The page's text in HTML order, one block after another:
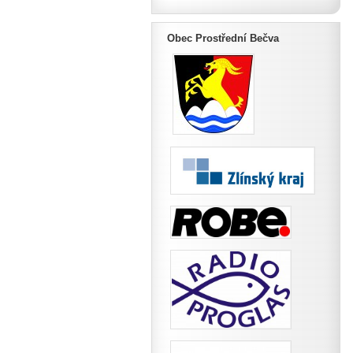
Obec Prostřední Bečva